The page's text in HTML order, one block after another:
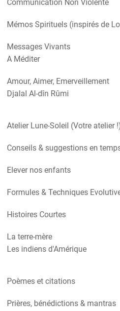
Communication Non Violente
Mémos Spirituels (inspirés de
Messages Vivants
A Méditer
Amour, Aimer, Emerveillement
Djalal Al-dîn Rûmi
Atelier Lune-Soleil (Votre atelier
Conseils & suggestions en
Elever nos enfants
Formules & Techniques
Histoires Courtes
La terre-mère
Les indiens d'Amérique
Poèmes et citations
Prières, bénédictions & mantras